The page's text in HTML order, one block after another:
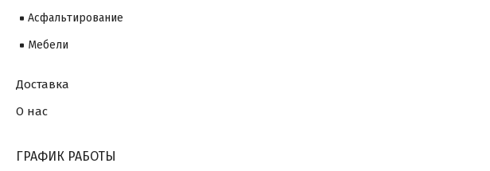
Асфальтирование
Мебели
Доставка
О нас
ГРАФИК РАБОТЫ